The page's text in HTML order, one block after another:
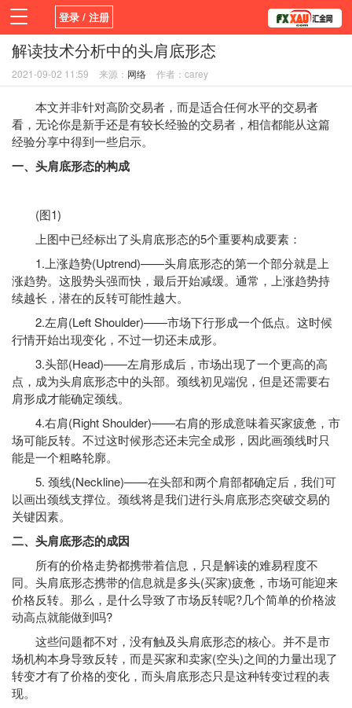
登录 / 注册
首页 新闻 观点
平台
指标EA 书籍
解读技术分析中的头肩底形态
2021-09-02 11:59 来源： 网络 作者：carey
本文并非针对高阶交易者，而是适合任何水平的交易者
看，无论你是新手还是有较长经验的交易者，相信都能从这篇
经验分享中得到一些启示。
一、头肩底形态的构成
(图1)
上图中已经标出了头肩底形态的5个重要构成要素：
1.上涨趋势(Uptrend)——头肩底形态的第一个部分就是上
涨趋势。这股势头强而快，最后开始减缓。通常，上涨趋势持
续越长，潜在的反转可能性越大。
2.左肩(Left Shoulder)——市场下行形成一个低点。这时候
行情开始出现变化，不过一切还未成形。
3.头部(Head)——左肩形成后，市场出现了一个更高的高
点，成为头肩底形态中的头部。颈线初见端倪，但是还需要右
肩形成才能确定颈线。
4.右肩(Right Shoulder)——右肩的形成意味着买家疲惫，市
场可能反转。不过这时候形态还未完全成形，因此画颈线时只
能是一个粗略轮廓。
5. 颈线(Neckline)——在头部和两个肩部都确定后，我们可
以画出颈线支撑位。颈线将是我们进行头肩底形态突破交易的
关键因素。
二、头肩底形态的成因
所有的价格走势都携带着信息，只是解读的难易程度不
同。头肩底形态携带的信息就是多头(买家)疲惫，市场可能迎来
价格反转。那么，是什么导致了市场反转呢?几个简单的价格波
动高点就能做到吗?
这些问题都不对，没有触及头肩底形态的核心。并不是市
场机构本身导致反转，而是买家和卖家(空头)之间的力量出现了
转变才有了价格的变化，而头肩底形态只是这种转变过程的表
现。